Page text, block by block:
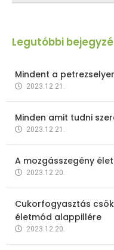
Legutóbbi
Mindent a
2023.12.21.
Minden amit tudni
2023.12.21.
A mozgásszegény
2023.12.20.
Cukorfogyasztás
életmód alappillére
2023.12.20.